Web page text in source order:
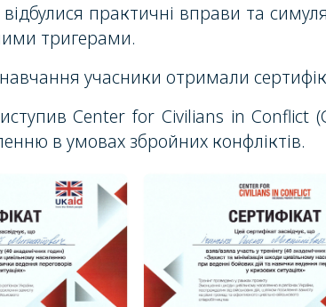
практичні вправи та
тригерами.
учасники отримали
Center for Civilians in Conflict
в умовах збройних конфліктів.